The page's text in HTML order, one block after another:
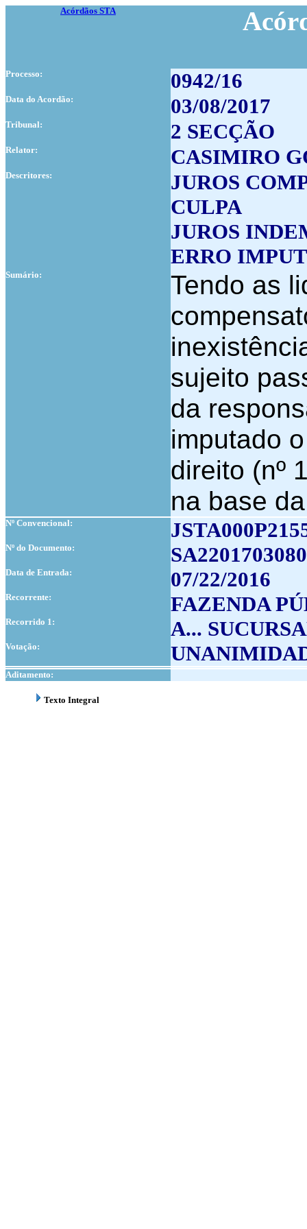
Acórdãos STA
Processo: 0942/16
Data do Acordão: 03/08/2017
Tribunal: 2 SECÇÃO
Relator: CASIMIRO
Descritores:
JUROS
CULPA
JUROS
ERRO
Sumário:
Tendo as
sujeito
da
imputado
direito (nº
na base
Nº Convencional:
Nº do Documento:
Data de Entrada: 07/22/2016
Recorrente: FAZENDA
Recorrido 1: A...
Votação:
Aditamento:
Texto Integral